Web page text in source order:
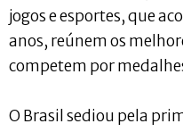
jogos e esportes, que
anos, reúnem os
competem por
O Brasil sediou pela